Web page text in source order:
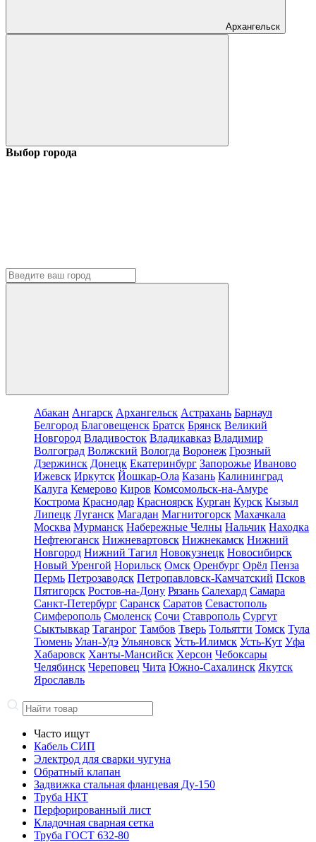
Архангельск
Выбор города
Абакан Ангарск Архангельск Астрахань Барнаул
Белгород Благовещенск Братск Брянск Великий
Новгород Владивосток Владикавказ Владимир
Волгоград Волжский Вологда Воронеж Грозный
Дзержинск Донецк Екатеринбург Запорожье Иваново
Ижевск Иркутск Йошкар-Ола Казань Калининград
Калуга Кемерово Киров Комсомольск-на-Амуре
Кострома Краснодар Красноярск Курган Курск Кызыл
Липецк Луганск Магадан Магнитогорск Махачкала
Москва Мурманск Набережные Челны Нальчик Находка
Нефтеюганск Нижневартовск Нижнекамск Нижний
Новгород Нижний Тагил Новокузнецк Новосибирск
Новый Уренгой Норильск Омск Оренбург Орёл Пенза
Пермь Петрозаводск Петропавловск-Камчатский Псков
Пятигорск Ростов-на-Дону Рязань Салехард Самара
Санкт-Петербург Саранск Саратов Севастополь
Симферополь Смоленск Сочи Ставрополь Сургут
Сыктывкар Таганрог Тамбов Тверь Тольятти Томск Тула
Тюмень Улан-Удэ Ульяновск Усть-Илимск Усть-Кут Уфа
Хабаровск Ханты-Мансийск Херсон Чебоксары
Челябинск Череповец Чита Южно-Сахалинск Якутск
Ярославль
Часто ищут
Кабель СИП
Электрод для сварки чугуна
Обратный клапан
Задвижка стальная фланцевая Ду-150
Труба НКТ
Перфорированный лист
Кладочная сварная сетка
Труба ГОСТ 632-80